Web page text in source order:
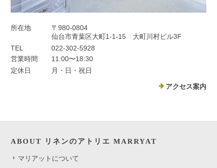
所在地
〒980-0804
仙台市青葉区大町1-1-15 大町川村ビル3F
TEL
022-302-5928
営業時間
11:00〜18:30
定休日
月・日・祝日
アクセス案内
ABOUT リネンのアトリエ MARRYAT
マリアットについて